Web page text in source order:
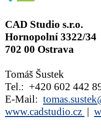
CAD Studio s.r.o.
Hornopolní 3322/34
702 00 Ostrava
Tomáš Šustek
Tel.: +420 602 442
E-Mail:
www.cadstudio.cz |